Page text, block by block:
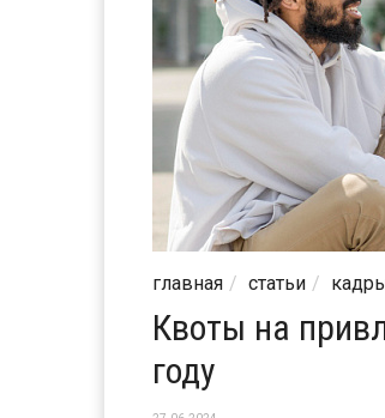
главная статьи
Квоты на
году